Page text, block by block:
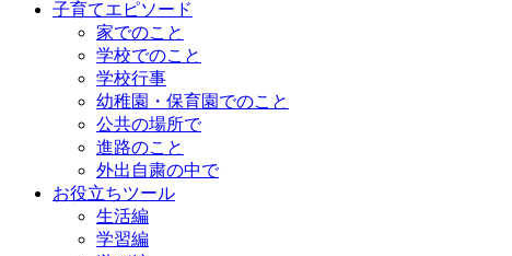
子育てエピソード
家でのこと
学校でのこと
学校行事
幼稚園・保育園でのこと
公共の場所で
進路のこと
外出自粛の中で
お役立ちツール
生活編
学習編